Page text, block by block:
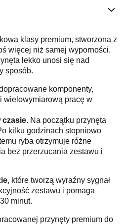
klasy premium, stworzona z
więcej niż samej wyporności.
lekko unosi się nad
sposób.
komponenty,
wielowymiarową pracę w
czasie. Na początku przynęta
kilku godzinach stopniowo
ryba otrzymuje różne
bez przerzucania zestawu i
, które tworzą wyraźny sygnał
zestawu i pomaga
minut.
przynęty premium do